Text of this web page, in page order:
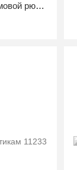
Тактический трёхдневный штурмовой рюкзак Silver Knight TY-9396, 24 л (49×27×18 см) Олива